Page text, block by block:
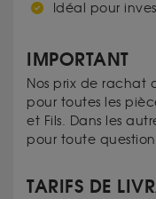
Idéal pour
IMPORTANT
Nos prix de rachat
pour toutes les
et Fils. Dans les
pour toute
TARIFS DE